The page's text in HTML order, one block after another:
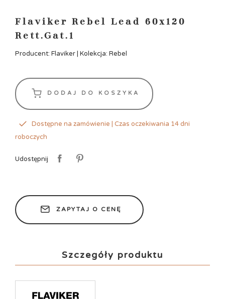
Flaviker Rebel Lead 60x120
Rett.Gat.1
Producent: Flaviker | Kolekcja: Rebel
DODAJ DO KOSZYKA
Dostępne na zamówienie | Czas oczekiwania 14 dni
roboczych
Udostępnij
ZAPYTAJ O CENĘ
Szczegóły produktu